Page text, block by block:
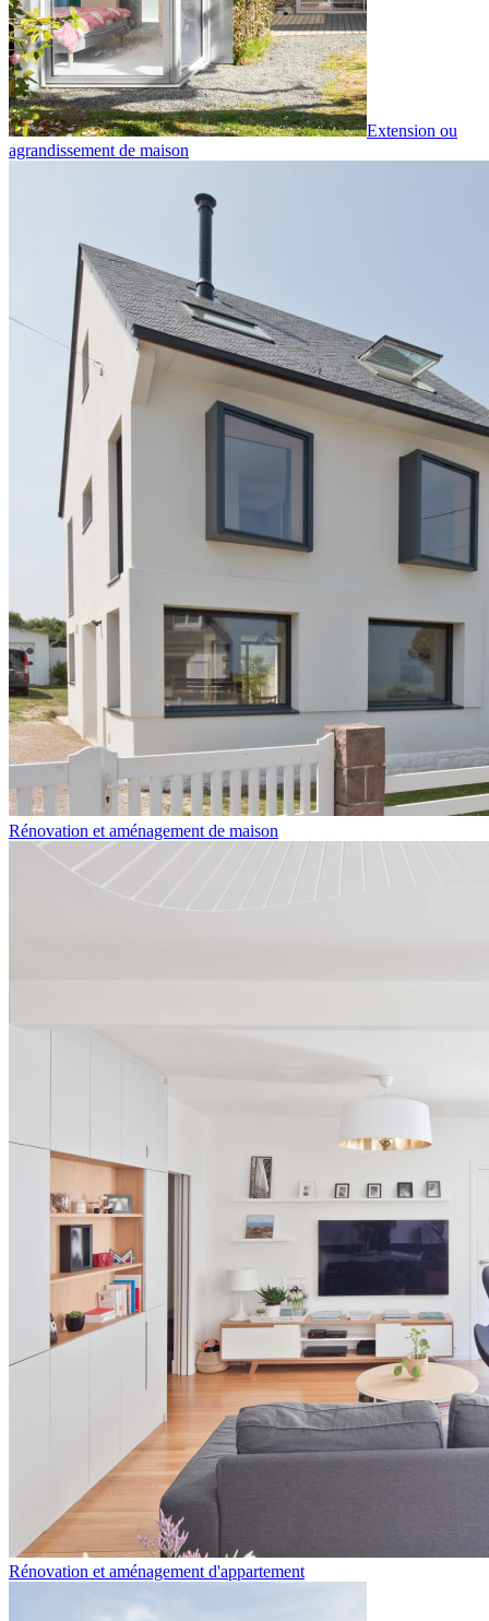
Extension ou
agrandissement de maison
Rénovation et aménagement de maison
Rénovation et aménagement d'appartement